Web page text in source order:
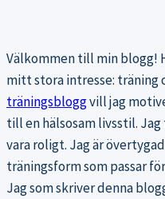
Välkommen till min blogg!
mitt stora intresse: träning
träningsbloggvill jag
till en hälsosam livsstil.
vara roligt. Jag är
träningsform som passar
Jag som skriver denna